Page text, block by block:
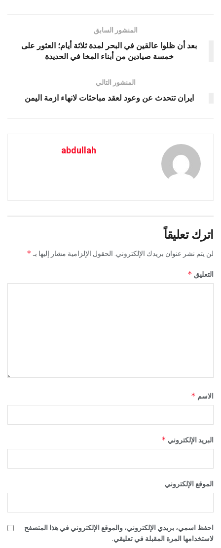
المنشور السابق
بعد أن ظلوا عالقين في البحر لمدة ثلاثة أيام؛ العثور على
خمسة صيادين من أبناء المخا في الحديدة
المنشور التالي
ايران تتحدث عن وعود لعقد مباحثات لانهاء ازمة اليمن
abdullah
اترك تعليقاً
لن يتم نشر عنوان بريدك الإلكتروني. الحقول الإلزامية مشار إليها بـ*
التعليق*
الاسم*
البريد الإلكتروني*
الموقع الإلكتروني
احفظ اسمي، بريدي الإلكتروني، والموقع الإلكتروني في هذا المتصفح
لاستخدامها المرة المقبلة في تعليقي.